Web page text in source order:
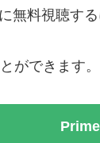
無料視聴する
ができます。